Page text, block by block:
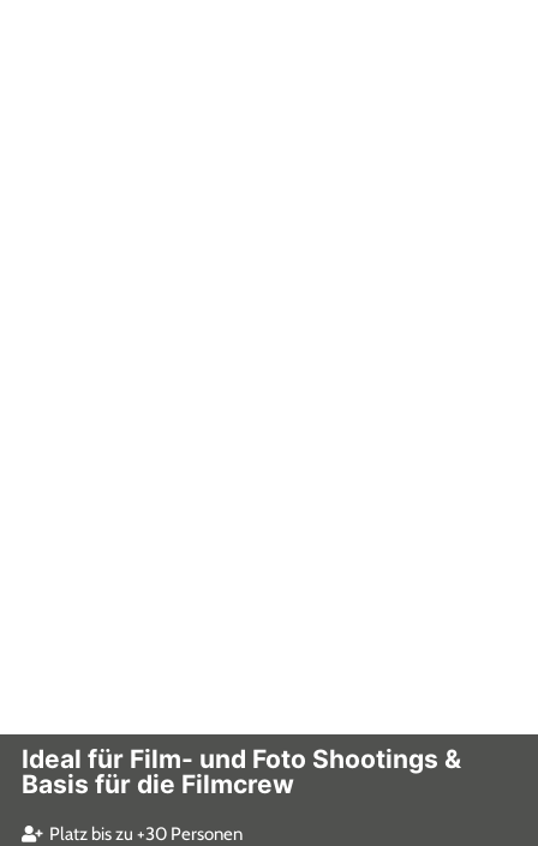
Ideal für Film- und Foto Shootings &
Basis für die Filmcrew
Platz bis zu +30 Personen